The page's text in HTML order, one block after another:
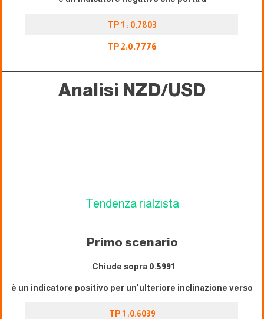
TP 1 : 0,7803
TP 2:0.7776
Analisi NZD/USD
Tendenza rialzista
Primo scenario
Chiude sopra 0.5991
è un indicatore positivo per un'ulteriore inclinazione verso
TP 1 :0.6039